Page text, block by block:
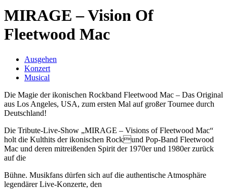
MIRAGE – Vision Of
Fleetwood Mac
Ausgehen
Konzert
Musical
Die Magie der ikonischen Rockband Fleetwood Mac – Das Original
aus Los Angeles, USA, zum ersten Mal auf großer Tournee durch
Deutschland!
Die Tribute-Live-Show „MIRAGE – Visions of Fleetwood Mac“
holt die Kulthits der ikonischen Rockund Pop-Band Fleetwood
Mac und deren mitreißenden Spirit der 1970er und 1980er zurück
auf die
Bühne. Musikfans dürfen sich auf die authentische Atmosphäre
legendärer Live-Konzerte, den